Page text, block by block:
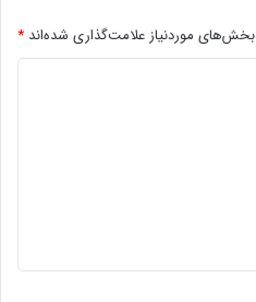
بخش‌های موردنیاز علامت‌گذاری شده‌اند *